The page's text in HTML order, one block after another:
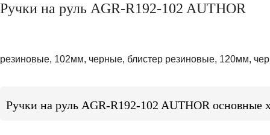
Ручки на руль AGR-R192-102 AUTHOR
резиновые, 102мм, черные, блистер резиновые, 120мм,
Ручки на руль AGR-R192-102 AUTHOR основные